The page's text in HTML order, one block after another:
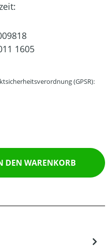
1605
(GPSR):
gewünschten
DEN WARENKORB